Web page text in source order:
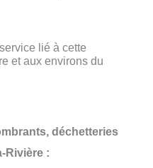
lié à cette
et aux environs du
déchetteries
Rivière :